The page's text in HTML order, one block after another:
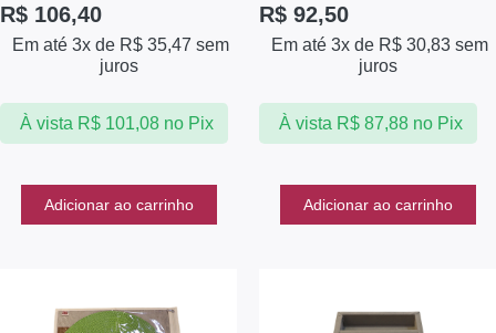
R$ 106,40
Em até 3x de R$ 35,47 sem
juros
À vista R$101,08 no Pix
Adicionar ao carrinho
R$ 92,50
Em até 3x de R$ 30,83 sem
juros
À vista R$87,88 no Pix
Adicionar ao carrinho